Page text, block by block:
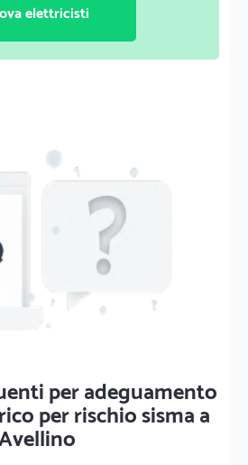
elettricisti
per adeguamento
per rischio sisma a